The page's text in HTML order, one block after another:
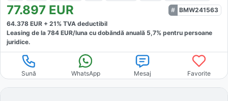
77.897 EUR
BMW241563
64.378 EUR + 21% TVA deductibil
Leasing de la 784 EUR/luna cu dobăndă anuală 5,7% pentru persoane
juridice.
Sună WhatsApp Mesaj Favorite